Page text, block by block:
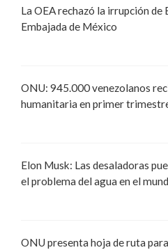
La OEA rechazó la irrupción de
Embajada de México
ONU: 945.000 venezolanos
humanitaria en primer
Elon Musk: Las desaladoras
el problema del agua en el
ONU presenta hoja de ruta